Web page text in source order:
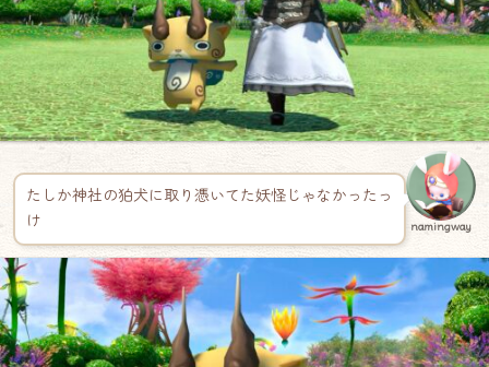
たしか神社の狛犬に取り憑いてた妖怪じゃなかったっ
け
namingway